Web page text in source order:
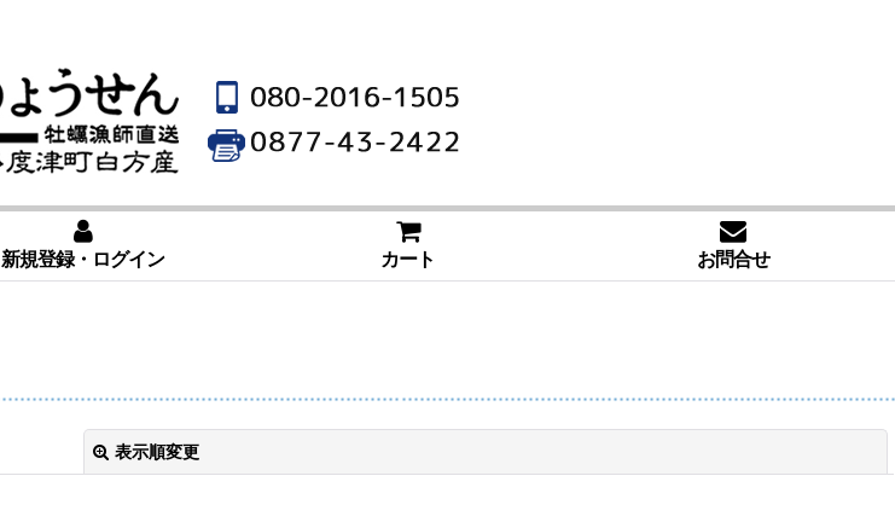
新規登録・ログイン カート お問合せ
表示順変更